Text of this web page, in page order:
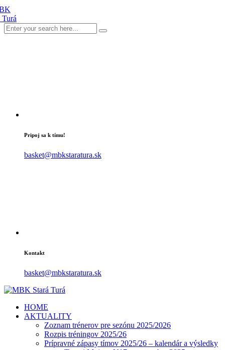
Pripoj sa k tímu!
basket@mbkstaratura.sk
Kontakt
basket@mbkstaratura.sk
HOME
AKTUALITY
Zoznam trénerov pre sezónu 2025/2026
Rozpis tréningov 2025/26
Prípravné zápasy tímov 2025/26 – kalendár a výsledky